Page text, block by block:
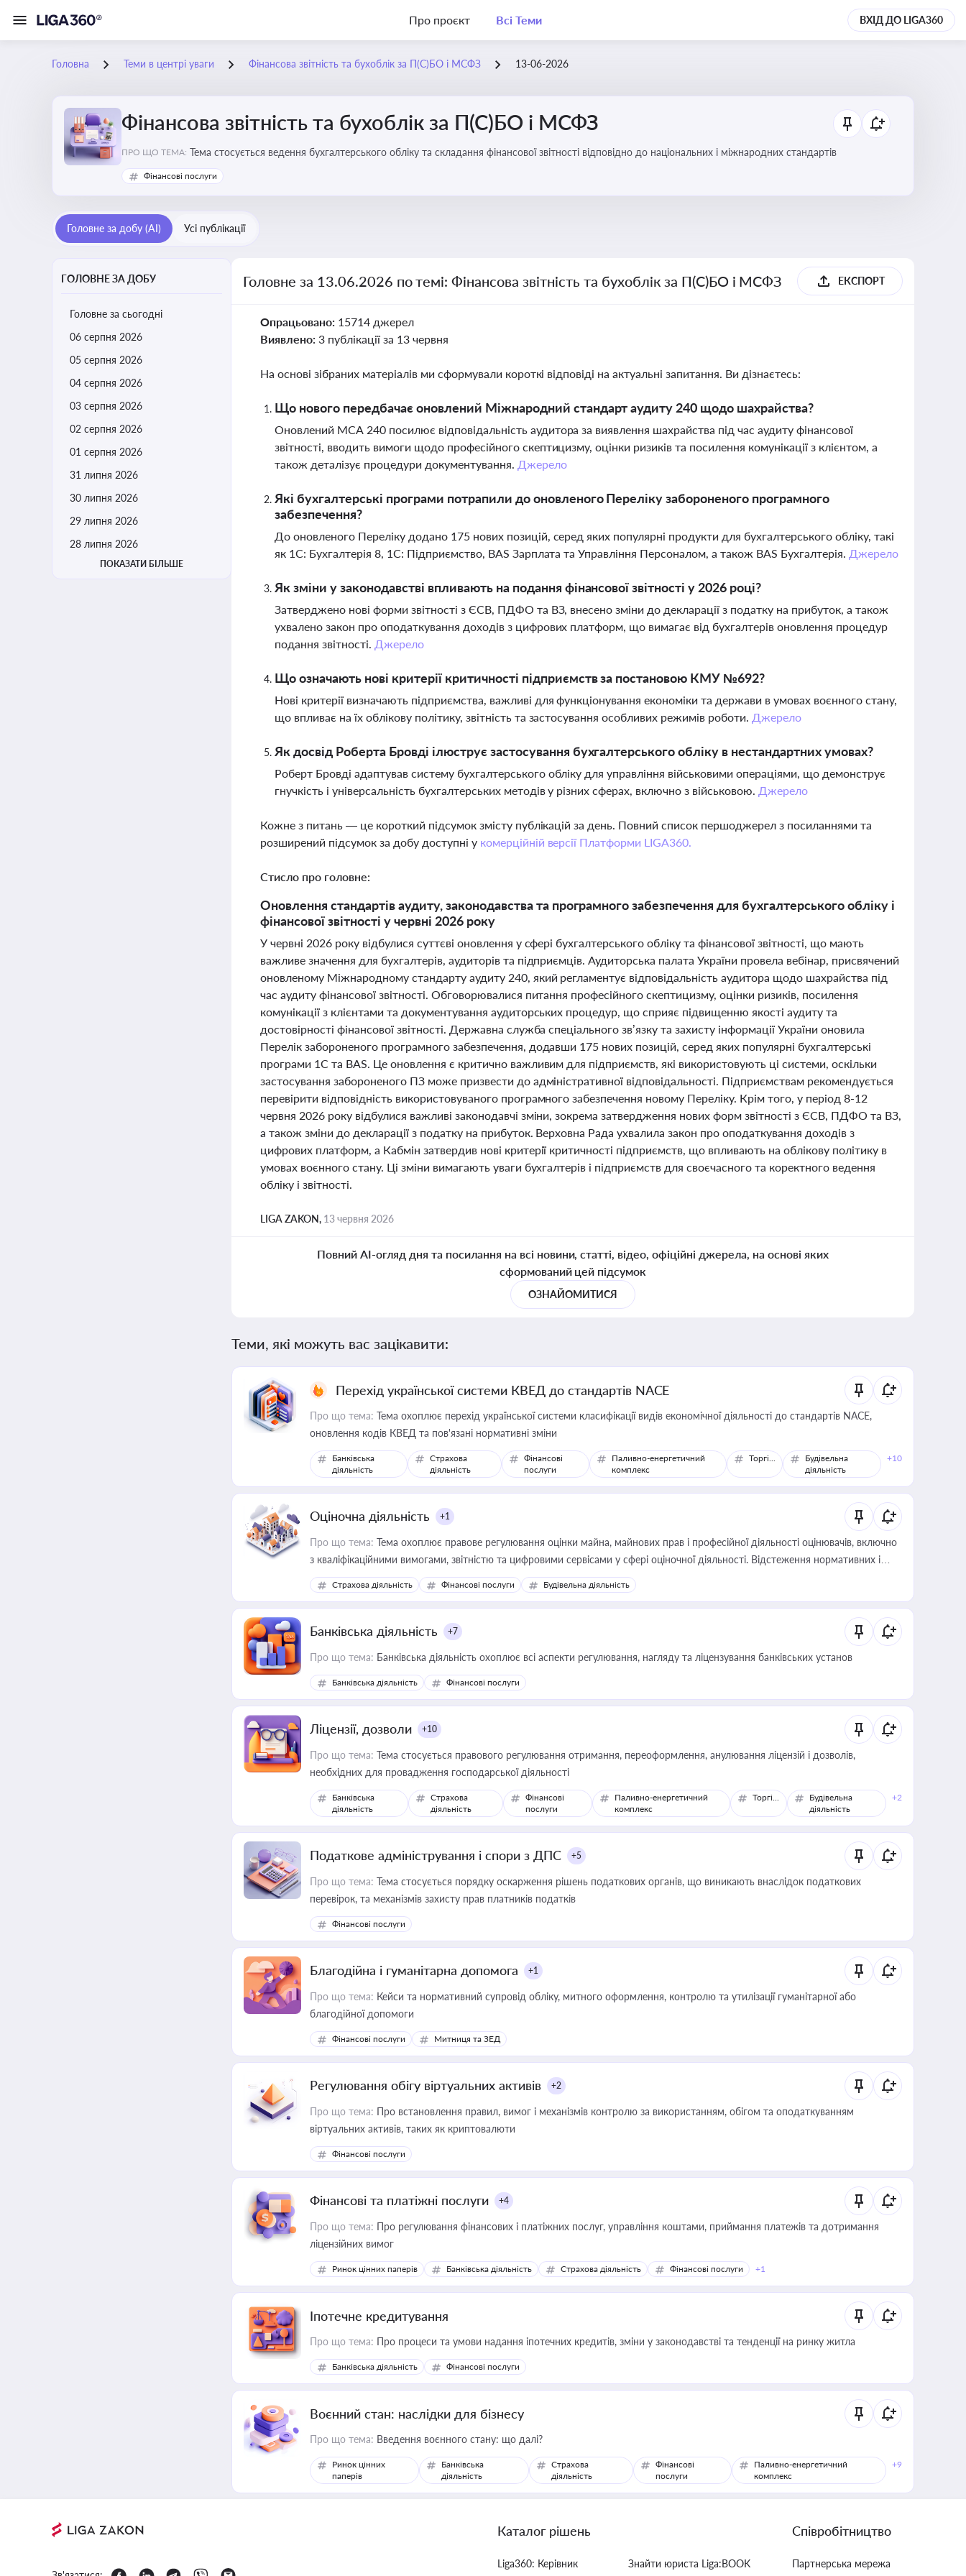
Про проєкт Всі Теми ВХІД ДО LIGA360
Головна Теми в центрі уваги Фінансова звітність та бухоблік за П(С)БО і МСФЗ 13-06-2026
Фінансова звітність та бухоблік за П(С)БО і МСФЗ
ПРО ЩО ТЕМА: Тема стосується ведення бухгалтерського обліку та складання фінансової звітності відповідно до національних і міжнародних стандартів
Фінансові послуги
Головне за добу (AI) Усі публікації
ГОЛОВНЕ ЗА ДОБУ
Головне за сьогодні
06 серпня 2026
05 серпня 2026
04 серпня 2026
03 серпня 2026
02 серпня 2026
01 серпня 2026
31 липня 2026
30 липня 2026
29 липня 2026
28 липня 2026
ПОКАЗАТИ БІЛЬШЕ
Головне за 13.06.2026 по темі: Фінансова звітність та бухоблік за П(С)БО і МСФЗ ЕКСПОРТ
Опрацьовано: 15714 джерел
Виявлено: 3 публікації за 13 червня
На основі зібраних матеріалів ми сформували короткі відповіді на актуальні запитання. Ви дізнаєтесь:
Що нового передбачає оновлений Міжнародний стандарт аудиту 240 щодо шахрайства?
Оновлений МСА 240 посилює відповідальність аудитора за виявлення шахрайства під час аудиту фінансової
звітності, вводить вимоги щодо професійного скептицизму, оцінки ризиків та посилення комунікації з клієнтом, а
також деталізує процедури документування. Джерело
Які бухгалтерські програми потрапили до оновленого Переліку забороненого програмного
забезпечення?
До оновленого Переліку додано 175 нових позицій, серед яких популярні продукти для бухгалтерського обліку, такі
як 1С: Бухгалтерія 8, 1С: Підприємство, BAS Зарплата та Управління Персоналом, а також BAS Бухгалтерія. Джерело
Як зміни у законодавстві впливають на подання фінансової звітності у 2026 році?
Затверджено нові форми звітності з ЄСВ, ПДФО та ВЗ, внесено зміни до декларації з податку на прибуток, а також
ухвалено закон про оподаткування доходів з цифрових платформ, що вимагає від бухгалтерів оновлення процедур
подання звітності. Джерело
Що означають нові критерії критичності підприємств за постановою КМУ №692?
Нові критерії визначають підприємства, важливі для функціонування економіки та держави в умовах воєнного стану,
що впливає на їх облікову політику, звітність та застосування особливих режимів роботи. Джерело
Як досвід Роберта Бровді ілюструє застосування бухгалтерського обліку в нестандартних умовах?
Роберт Бровді адаптував систему бухгалтерського обліку для управління військовими операціями, що демонструє
гнучкість і універсальність бухгалтерських методів у різних сферах, включно з військовою. Джерело
Кожне з питань — це короткий підсумок змісту публікацій за день. Повний список першоджерел з посиланнями та
розширений підсумок за добу доступні у комерційній версії Платформи LIGA360.
Стисло про головне:
Оновлення стандартів аудиту, законодавства та програмного забезпечення для бухгалтерського обліку і
фінансової звітності у червні 2026 року
У червні 2026 року відбулися суттєві оновлення у сфері бухгалтерського обліку та фінансової звітності, що мають
важливе значення для бухгалтерів, аудиторів та підприємців. Аудиторська палата України провела вебінар, присвячений
оновленому Міжнародному стандарту аудиту 240, який регламентує відповідальність аудитора щодо шахрайства під
час аудиту фінансової звітності. Обговорювалися питання професійного скептицизму, оцінки ризиків, посилення
комунікації з клієнтами та документування аудиторських процедур, що сприяє підвищенню якості аудиту та
достовірності фінансової звітності. Державна служба спеціального зв’язку та захисту інформації України оновила
Перелік забороненого програмного забезпечення, додавши 175 нових позицій, серед яких популярні бухгалтерські
програми 1С та BAS. Це оновлення є критично важливим для підприємств, які використовують ці системи, оскільки
застосування забороненого ПЗ може призвести до адміністративної відповідальності. Підприємствам рекомендується
перевірити відповідність використовуваного програмного забезпечення новому Переліку. Крім того, у період 8-12
червня 2026 року відбулися важливі законодавчі зміни, зокрема затвердження нових форм звітності з ЄСВ, ПДФО та ВЗ,
а також зміни до декларації з податку на прибуток. Верховна Рада ухвалила закон про оподаткування доходів з
цифрових платформ, а Кабмін затвердив нові критерії критичності підприємств, що впливають на облікову політику в
умовах воєнного стану. Ці зміни вимагають уваги бухгалтерів і підприємств для своєчасного та коректного ведення
обліку і звітності.
LIGA ZAKON, 13 червня 2026
Повний AI-огляд дня та посилання на всі новини, статті, відео, офіційні джерела, на основі яких
сформований цей підсумок
ОЗНАЙОМИТИСЯ
Теми, які можуть вас зацікавити:
Перехід української системи КВЕД до стандартів NACE
Про що тема: Тема охоплює перехід української системи класифікації видів економічної діяльності до стандартів NACE,
оновлення кодів КВЕД та пов'язані нормативні зміни
Банківська
діяльність
Страхова
діяльність
Фінансові
послуги
Паливно-енергетичний
комплекс
Торгівля
Будівельна
діяльність
+10
Оціночна діяльність +1
Про що тема: Тема охоплює правове регулювання оцінки майна, майнових прав і професійної діяльності оцінювачів, включно
з кваліфікаційними вимогами, звітністю та цифровими сервісами у сфері оціночної діяльності. Відстеження нормативних і
медійних змін у цій сфері корисне для власника бізнесу, керівника, юриста або бухгалтера під час оподаткування,
приватизації, оренди державного майна, корпоративних угод і перевірки статусу суб'єктів оціночної діяльності
Страхова діяльність Фінансові послуги Будівельна діяльність
Банківська діяльність +7
Про що тема: Банківська діяльність охоплює всі аспекти регулювання, нагляду та ліцензування банківських установ
Банківська діяльність Фінансові послуги
Ліцензії, дозволи +10
Про що тема: Тема стосується правового регулювання отримання, переоформлення, анулювання ліцензій і дозволів,
необхідних для провадження господарської діяльності
Банківська
діяльність
Страхова
діяльність
Фінансові
послуги
Паливно-енергетичний
комплекс
Торгівля
Будівельна
діяльність
+2
Податкове адміністрування і спори з ДПС +5
Про що тема: Тема стосується порядку оскарження рішень податкових органів, що виникають внаслідок податкових
перевірок, та механізмів захисту прав платників податків
Фінансові послуги
Благодійна і гуманітарна допомога +1
Про що тема: Кейси та нормативний супровід обліку, митного оформлення, контролю та утилізації гуманітарної або
благодійної допомоги
Фінансові послуги Митниця та ЗЕД
Регулювання обігу віртуальних активів +2
Про що тема: Про встановлення правил, вимог і механізмів контролю за використанням, обігом та оподаткуванням
віртуальних активів, таких як криптовалюти
Фінансові послуги
Фінансові та платіжні послуги +4
Про що тема: Про регулювання фінансових і платіжних послуг, управління коштами, приймання платежів та дотримання
ліцензійних вимог
Ринок цінних паперів Банківська діяльність Страхова діяльність Фінансові послуги +1
Іпотечне кредитування
Про що тема: Про процеси та умови надання іпотечних кредитів, зміни у законодавстві та тенденції на ринку житла
Банківська діяльність Фінансові послуги
Воєнний стан: наслідки для бізнесу
Про що тема: Введення воєнного стану: що далі?
Ринок цінних
паперів
Банківська
діяльність
Страхова
діяльність
Фінансові
послуги
Паливно-енергетичний
комплекс
+9
Каталог рішень
Liga360: Керівник Знайти юриста Liga:BOOK
Співробітництво
Партнерська мережа